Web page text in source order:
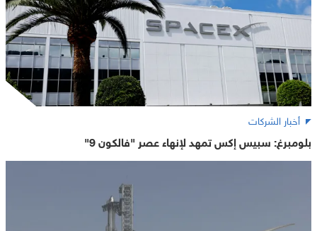
أخبار الشركات
بلومبرغ: سبيس إكس تمهد لإنهاء عصر "فالكون 9"